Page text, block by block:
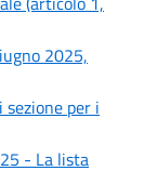
2025,
per i
- La lista